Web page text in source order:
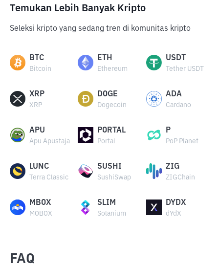
Temukan Lebih Banyak Kripto
Seleksi kripto yang sedang tren di komunitas kripto
BTC
Bitcoin
ETH
Ethereum
USDT
Tether USDT
XRP
XRP
DOGE
Dogecoin
ADA
Cardano
APU
Apu Apustaja
PORTAL
Portal
P
PoP Planet
LUNC
Terra Classic
SUSHI
SushiSwap
ZIG
ZIGChain
MBOX
MOBOX
SLIM
Solanium
DYDX
dYdX
FAQ